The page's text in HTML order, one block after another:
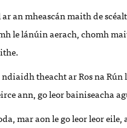
ar an mheascán maith de
le lánúin aerach, chomh
theacht ar Ros na
ann, go leor bainiseacha
mar aon le go leor leor